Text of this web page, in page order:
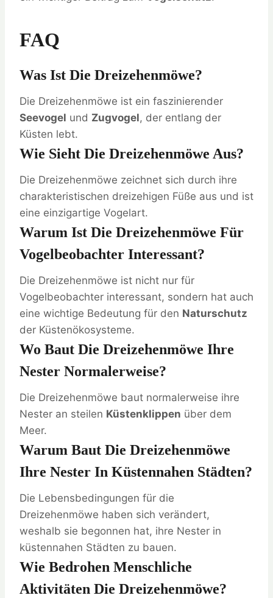
FAQ
Was Ist Die Dreizehenmöwe?
Die Dreizehenmöwe ist ein faszinierender
Seevogel und Zugvogel, der entlang der
Küsten lebt.
Wie Sieht Die Dreizehenmöwe Aus?
Die Dreizehenmöwe zeichnet sich durch ihre
charakteristischen dreizehigen Füße aus und ist
eine einzigartige Vogelart.
Warum Ist Die Dreizehenmöwe Für
Vogelbeobachter Interessant?
Die Dreizehenmöwe ist nicht nur für
Vogelbeobachter interessant, sondern hat auch
eine wichtige Bedeutung für den Naturschutz
der Küstenökosysteme.
Wo Baut Die Dreizehenmöwe Ihre
Nester Normalerweise?
Die Dreizehenmöwe baut normalerweise ihre
Nester an steilen Küstenklippen über dem
Meer.
Warum Baut Die Dreizehenmöwe
Ihre Nester In Küstennahen Städten?
Die Lebensbedingungen für die
Dreizehenmöwe haben sich verändert,
weshalb sie begonnen hat, ihre Nester in
küstennahen Städten zu bauen.
Wie Bedrohen Menschliche
Aktivitäten Die Dreizehenmöwe?